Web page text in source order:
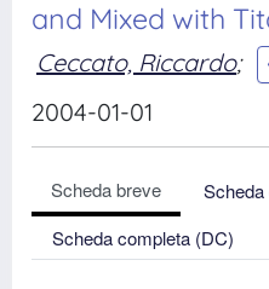
and Mixed with
Ceccato, Riccardo;
2004-01-01
Scheda breve
Scheda completa (DC)